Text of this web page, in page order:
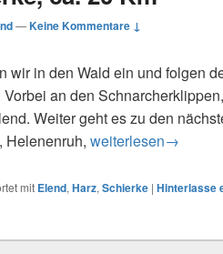
—Keine Kommentare ↓
wir in den Wald ein und folgen
an den Schnarcherklippen,
Weiter geht es zu den
Helenenruh, (Halb)Rund um
weiterlesen→
mit Elend, Harz, Schierke | Hinterlasse